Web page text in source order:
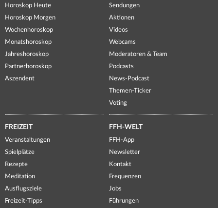
Horoskop Heute
Horoskop Morgen
Wochenhoroskop
Monatshoroskop
Jahreshoroskop
Partnerhoroskop
Aszendent
Sendungen
Aktionen
Videos
Webcams
Moderatoren & Team
Podcasts
News-Podcast
Themen-Ticker
Voting
FREIZEIT
Veranstaltungen
Spielplätze
Rezepte
Meditation
Ausflugsziele
Freizeit-Tipps
FFH-WELT
FFH-App
Newsletter
Kontakt
Frequenzen
Jobs
Führungen